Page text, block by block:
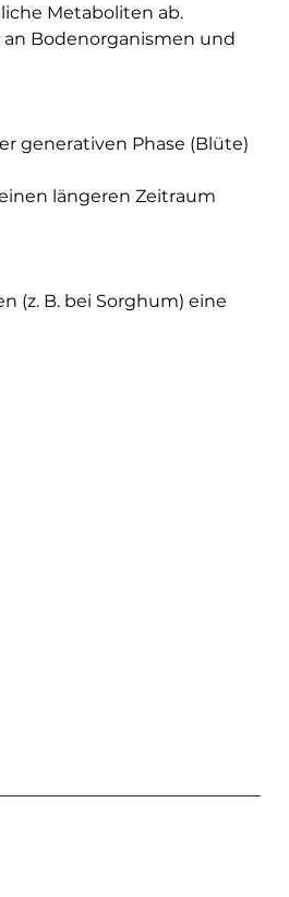
Metaboliten ab.
Bodenorganismen und
generativen Phase (Blüte)
längeren Zeitraum
(z. B. bei Sorghum) eine